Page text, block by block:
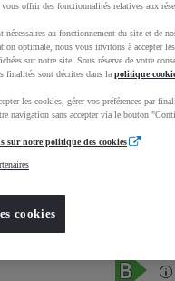
Services
Occasions
offrir des fonctionnalités relatives aux
nécessaires au fonctionnement du site et de
optimale, nous vous invitons à accepter
sur notre site. Sous réserve de votre
finalités sont décrites dans la politique
les cookies, gérer vos préférences par
navigation sans accepter via le bouton
sur notre politique des cookies
cookies